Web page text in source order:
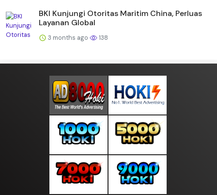
BKI Kunjungi Otoritas Maritim China, Perluas
Layanan Global
3 months ago 138